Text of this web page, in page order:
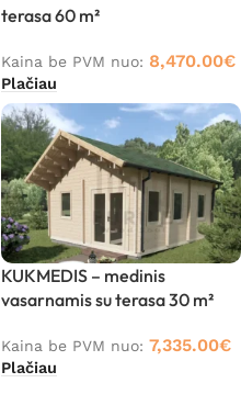
terasa 60 m²
Kaina be PVM nuo: 8,470.00€
Plačiau
KUKMEDIS – medinis
vasarnamis su terasa 30 m²
Kaina be PVM nuo: 7,335.00€
Plačiau